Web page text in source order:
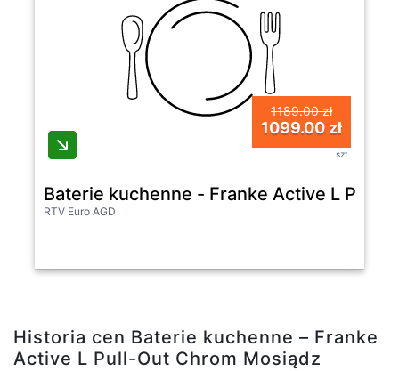
1189.00 zł
1099.00 zł
szt
Baterie kuchenne - Franke Active L Pull-
RTV Euro AGD
Historia cen Baterie kuchenne – Franke
Active L Pull-Out Chrom Mosiądz